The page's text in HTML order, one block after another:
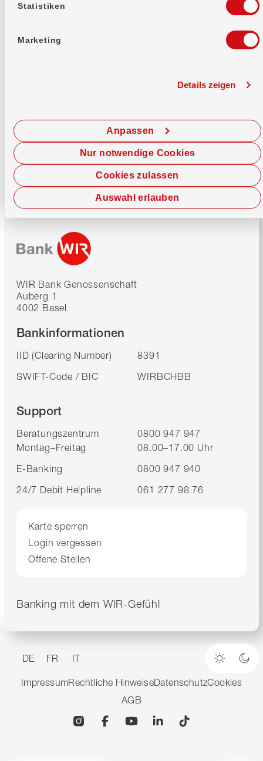
Statistiken
Marketing
Details zeigen
Cookies zulassen
Anpassen
Auswahl erlauben
Nur notwendige Cookies
Jetzt chatten
WIR Bank Genossenschaft
Auberg 1
4002 Basel
Bankinformationen
IID (Clearing Number)
8391
SWIFT-Code / BIC
WIRBCHBB
Support
Beratungszentrum
0800 947 947
Montag–Freitag
08.00–17.00 Uhr
E-Banking
0800 947 940
24/7 Debit Helpline
061 277 98 76
Karte sperren
Login vergessen
Offene Stellen
Banking mit dem WIR-Gefühl
DE FR IT
Heller
ImpressumRechtliche HinweiseDatenschutzCookies
AGB
InstagramFacebookYouTubeLinkedin